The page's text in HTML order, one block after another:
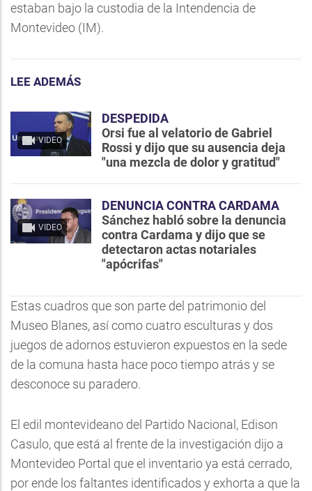
estaban bajo la custodia de la Intendencia de
Montevideo (IM).
LEE ADEMÁS
VIDEO
DESPEDIDA
Orsi fue al velatorio de Gabriel
Rossi y dijo que su ausencia deja
"una mezcla de dolor y gratitud"
VIDEO
DENUNCIA CONTRA CARDAMA
Sánchez habló sobre la denuncia
contra Cardama y dijo que se
detectaron actas notariales
"apócrifas"
Estas cuadros que son parte del patrimonio del
Museo Blanes, así como cuatro esculturas y dos
juegos de adornos estuvieron expuestos en la sede
de la comuna hasta hace poco tiempo atrás y se
desconoce su paradero.
El edil montevideano del Partido Nacional, Edison
Casulo, que está al frente de la investigación dijo a
Montevideo Portal que el inventario ya está cerrado,
por ende los faltantes identificados y exhorta a que la